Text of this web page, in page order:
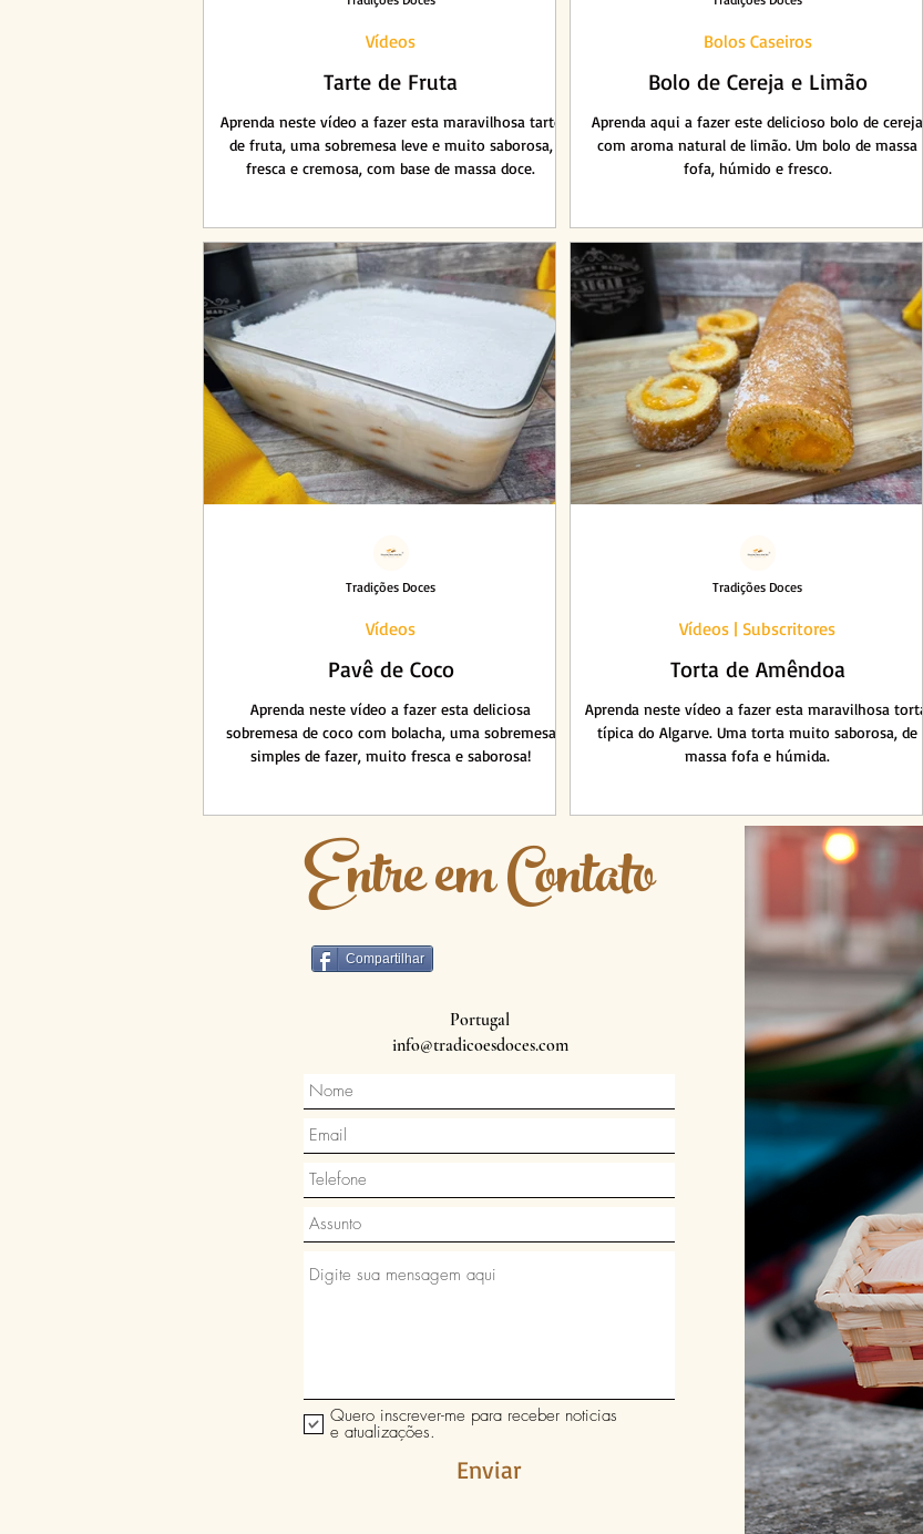
Tarte de Fruta
Aprenda neste vídeo a fazer esta maravilhosa tarte
de fruta, uma sobremesa leve e muito saborosa,
fresca e cremosa, com base de massa doce.
Vídeos
Bolo de Cereja e Limão
Aprenda aqui a fazer este delicioso bolo de cereja
com aroma natural de limão. Um bolo de massa
fofa, húmido e fresco.
Bolos Caseiros
Pavê de Coco
Aprenda neste vídeo a fazer esta deliciosa
sobremesa de coco com bolacha, uma sobremesa
simples de fazer, muito fresca e saborosa!
Vídeos
Tradições Doces
Torta de Amêndoa
Aprenda neste vídeo a fazer esta maravilhosa torta,
típica do Algarve. Uma torta muito saborosa, de
massa fofa e húmida.
Vídeos | Subscritores
Tradições Doces
Entre em Contato
Compartilhar
Portugal
info@tradicoesdoces.com
Quero inscrever-me para receber noticias
e atualizações.
Enviar